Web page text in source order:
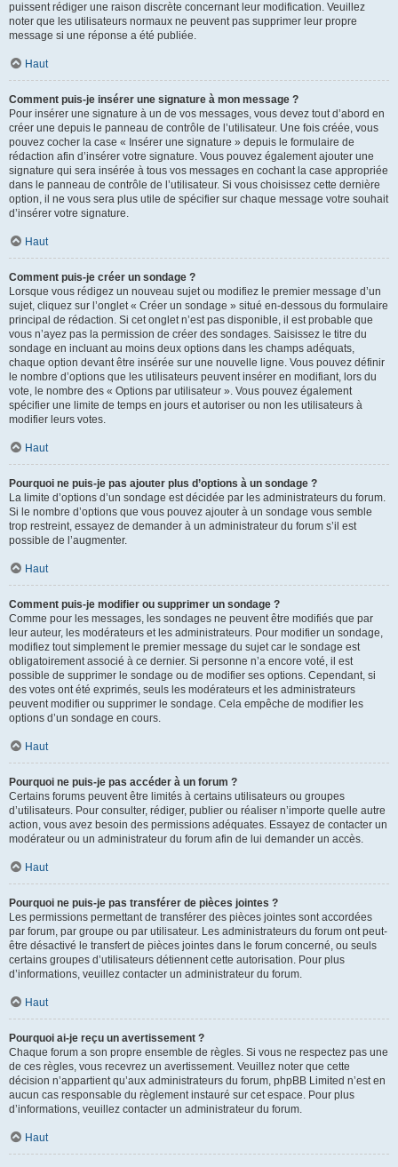
puissent rédiger une raison discrète concernant leur modification. Veuillez
noter que les utilisateurs normaux ne peuvent pas supprimer leur propre
message si une réponse a été publiée.
Haut
Comment puis-je insérer une signature à mon message ?
Pour insérer une signature à un de vos messages, vous devez tout d’abord en
créer une depuis le panneau de contrôle de l’utilisateur. Une fois créée, vous
pouvez cocher la case « Insérer une signature » depuis le formulaire de
rédaction afin d’insérer votre signature. Vous pouvez également ajouter une
signature qui sera insérée à tous vos messages en cochant la case appropriée
dans le panneau de contrôle de l’utilisateur. Si vous choisissez cette dernière
option, il ne vous sera plus utile de spécifier sur chaque message votre souhait
d’insérer votre signature.
Haut
Comment puis-je créer un sondage ?
Lorsque vous rédigez un nouveau sujet ou modifiez le premier message d’un
sujet, cliquez sur l’onglet « Créer un sondage » situé en-dessous du formulaire
principal de rédaction. Si cet onglet n’est pas disponible, il est probable que
vous n’ayez pas la permission de créer des sondages. Saisissez le titre du
sondage en incluant au moins deux options dans les champs adéquats,
chaque option devant être insérée sur une nouvelle ligne. Vous pouvez définir
le nombre d’options que les utilisateurs peuvent insérer en modifiant, lors du
vote, le nombre des « Options par utilisateur ». Vous pouvez également
spécifier une limite de temps en jours et autoriser ou non les utilisateurs à
modifier leurs votes.
Haut
Pourquoi ne puis-je pas ajouter plus d’options à un sondage ?
La limite d’options d’un sondage est décidée par les administrateurs du forum.
Si le nombre d’options que vous pouvez ajouter à un sondage vous semble
trop restreint, essayez de demander à un administrateur du forum s’il est
possible de l’augmenter.
Haut
Comment puis-je modifier ou supprimer un sondage ?
Comme pour les messages, les sondages ne peuvent être modifiés que par
leur auteur, les modérateurs et les administrateurs. Pour modifier un sondage,
modifiez tout simplement le premier message du sujet car le sondage est
obligatoirement associé à ce dernier. Si personne n’a encore voté, il est
possible de supprimer le sondage ou de modifier ses options. Cependant, si
des votes ont été exprimés, seuls les modérateurs et les administrateurs
peuvent modifier ou supprimer le sondage. Cela empêche de modifier les
options d’un sondage en cours.
Haut
Pourquoi ne puis-je pas accéder à un forum ?
Certains forums peuvent être limités à certains utilisateurs ou groupes
d’utilisateurs. Pour consulter, rédiger, publier ou réaliser n’importe quelle autre
action, vous avez besoin des permissions adéquates. Essayez de contacter un
modérateur ou un administrateur du forum afin de lui demander un accès.
Haut
Pourquoi ne puis-je pas transférer de pièces jointes ?
Les permissions permettant de transférer des pièces jointes sont accordées
par forum, par groupe ou par utilisateur. Les administrateurs du forum ont peut-
être désactivé le transfert de pièces jointes dans le forum concerné, ou seuls
certains groupes d’utilisateurs détiennent cette autorisation. Pour plus
d’informations, veuillez contacter un administrateur du forum.
Haut
Pourquoi ai-je reçu un avertissement ?
Chaque forum a son propre ensemble de règles. Si vous ne respectez pas une
de ces règles, vous recevrez un avertissement. Veuillez noter que cette
décision n’appartient qu’aux administrateurs du forum, phpBB Limited n’est en
aucun cas responsable du règlement instauré sur cet espace. Pour plus
d’informations, veuillez contacter un administrateur du forum.
Haut